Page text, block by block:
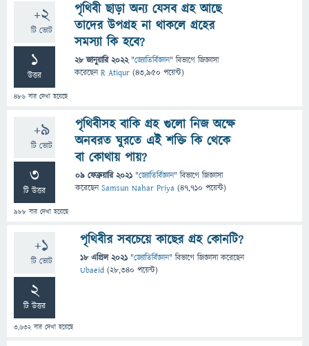
+2
টি ভোট
1
উত্তর
486 বার দেখা হয়েছে
পৃথিবী ছাড়া অন্য যেসব গ্রহ আছে
তাদের উপগ্রহ না থাকলে গ্রহের
সমস্যা কি হবে?
28 জানুয়ারি 2022 "জ্যোতির্বিজ্ঞান" বিভাগে জিজ্ঞাসা
করেছেনR Atiqur (43,950 পয়েন্ট)
+9
টি ভোট
3
টি উত্তর
988 বার দেখা হয়েছে
পৃথিবীসহ বাকি গ্রহ গুলো নিজ অক্ষে
অনবরত ঘুরতে এই শক্তি কি থেকে
বা কোথায় পায়?
09 ফেব্রুয়ারি 2021 "জ্যোতির্বিজ্ঞান" বিভাগে জিজ্ঞাসা
করেছেনSamsun Nahar Priya (47,710 পয়েন্ট)
+1
টি ভোট
2
টি উত্তর
3,632বার দেখা হয়েছে
পৃথিবীর সবচেয়ে কাছের গ্রহ কোনটি?
18 এপ্রিল 2021 "জ্যোতির্বিজ্ঞান" বিভাগে জিজ্ঞাসাকরেছেন
Ubaeid (28,340 পয়েন্ট)